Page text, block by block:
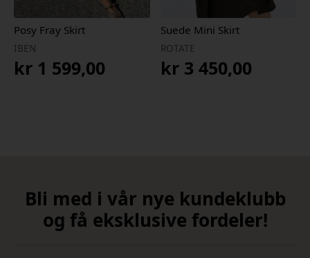
Posy Fray Skirt
IBEN
kr 1 599,00
Suede Mini Skirt
ROTATE
kr3 450,00
Bli med i vår nye kundeklubb
og få eksklusive fordeler!